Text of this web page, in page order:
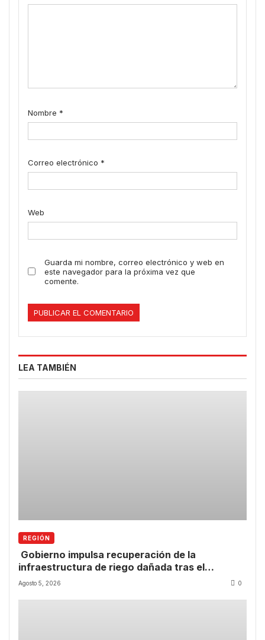
Nombre *
Correo electrónico *
Web
Guarda mi nombre, correo electrónico y web en
este navegador para la próxima vez que
comente.
LEA TAMBIÉN
REGIÓN
Gobierno impulsa recuperación de la
infraestructura de riego dañada tras el
temporal.
Agosto 5, 2026 0